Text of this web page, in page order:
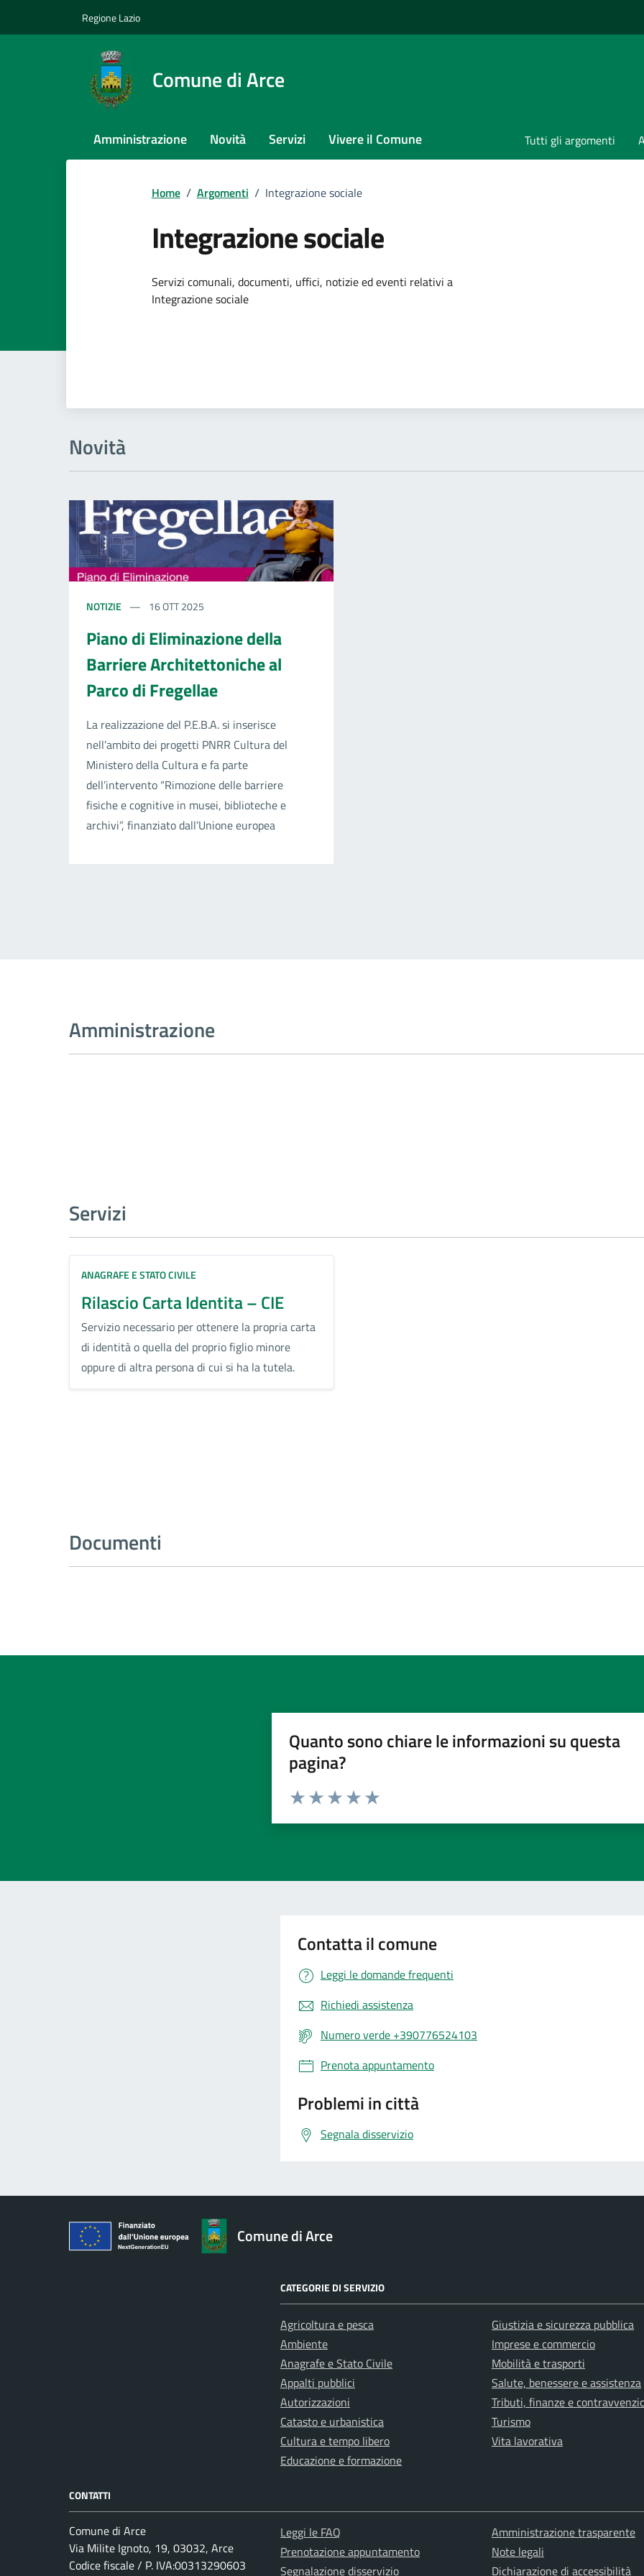
Regione Lazio
Comune di Arce
Amministrazione Novità Servizi Vivere il Comune Tutti gli argomenti
Home / Argomenti / Integrazione sociale
Integrazione sociale
Dettagli dell'argomento
Servizi comunali, documenti, uffici, notizie ed eventi relativi a
Integrazione sociale
Novità
NOTIZIE 16 OTT 2025
Piano di Eliminazione della
Barriere Architettoniche al
Parco di Fregellae
La realizzazione del P.E.B.A. si inserisce
nell’ambito dei progetti PNRR Cultura del
Ministero della Cultura e fa parte
dell’intervento “Rimozione delle barriere
fisiche e cognitive in musei, biblioteche e
archivi”, finanziato dall’Unione europea
Amministrazione
Servizi
ANAGRAFE E STATO CIVILE
Rilascio Carta Identita – CIE
Servizio necessario per ottenere la propria carta
di identità o quella del proprio figlio minore
oppure di altra persona di cui si ha la tutela.
Documenti
Quanto sono chiare le informazioni su questa
pagina?
Contatta il comune
Leggi le domande frequenti
Richiedi assistenza
Numero verde +390776524103
Prenota appuntamento
Problemi in città
Segnala disservizio
Comune di Arce
CATEGORIE DI SERVIZIO
Agricoltura e pesca
Ambiente
Anagrafe e Stato Civile
Appalti pubblici
Autorizzazioni
Catasto e urbanistica
Cultura e tempo libero
Educazione e formazione
Giustizia e sicurezza pubblica
Imprese e commercio
Mobilità e trasporti
Salute, benessere e assistenza
Tributi, finanze e
Turismo
Vita lavorativa
CONTATTI
Comune di Arce
Via Milite Ignoto, 19, 03032, Arce
Codice fiscale / P. IVA:00313290603
Leggi le FAQ
Prenotazione appuntamento
Segnalazione disservizio
Amministrazione trasparente
Note legali
Dichiarazione di accessibilità